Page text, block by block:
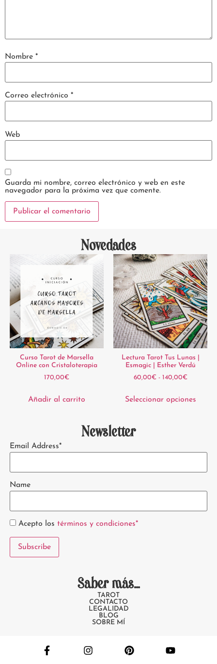
Nombre *
Correo electrónico *
Web
Guarda mi nombre, correo electrónico y web en este
navegador para la próxima vez que comente.
Novedades
Curso Tarot de Marsella
Online con Cristaloterapia
170,00€
Añadir al carrito
Lectura Tarot Tus Lunas |
Esmagic | Esther Verdú
60,00€ - 140,00€
Seleccionar opciones
Newsletter
Email Address*
Name
Acepto los términos y condiciones*
Saber más...
TAROT
CONTACTO
LEGALIDAD
BLOG
SOBRE MÍ